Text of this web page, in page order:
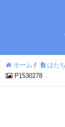
ホーム / はた
P1530278